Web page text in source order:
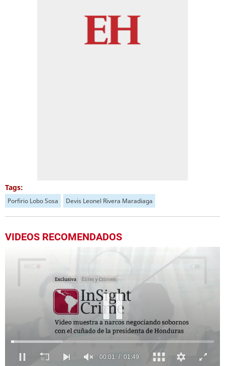
Tags:
Porfirio Lobo Sosa Devis Leonel Rivera Maradiaga
VIDEOS RECOMENDADOS
00:03 01:49